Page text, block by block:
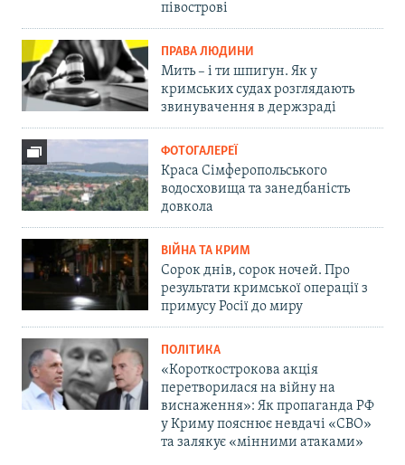
півострові
ПРАВА ЛЮДИНИ
Мить – і ти шпигун. Як у
кримських судах розглядають
звинувачення в держзраді
ФОТОГАЛЕРЕЇ
Краса Сімферопольського
водосховища та занедбаність
довкола
ВІЙНА ТА КРИМ
Сорок днів, сорок ночей. Про
результати кримської операції з
примусу Росії до миру
ПОЛІТИКА
«Короткострокова акція
перетворилася на війну на
виснаження»: Як пропаганда РФ
у Криму пояснює невдачі «СВО»
та залякує «мінними атаками»